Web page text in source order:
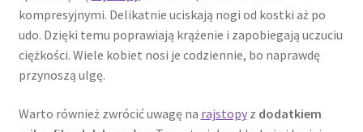
kompresyjnymi. Delikatnie uciskają nogi od kostki aż po
udo. Dzięki temu poprawiają krążenie i zapobiegają uczuciu
ciężkości. Wiele kobiet nosi je codziennie, bo naprawdę
przynoszą ulgę.
Warto również zwrócić uwagę na rajstopyz dodatkiem